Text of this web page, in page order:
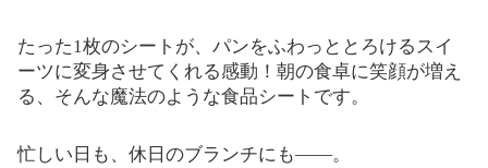
たった1枚のシートが、パンをふわっととろけるスイ
ーツに変身させてくれる感動！朝の食卓に笑顔が増え
る、そんな魔法のような食品シートです。
忙しい日も、休日のブランチにも――。